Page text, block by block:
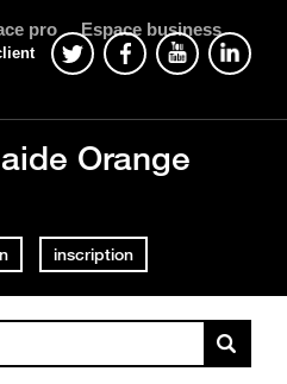
pro Espace business
Orange
inscription